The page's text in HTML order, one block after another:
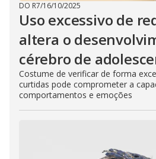
DO R7/16/10/2025
Uso excessivo de
altera o
cérebro de
Costume de verificar de forma
curtidas pode comprometer a
comportamentos e emoções